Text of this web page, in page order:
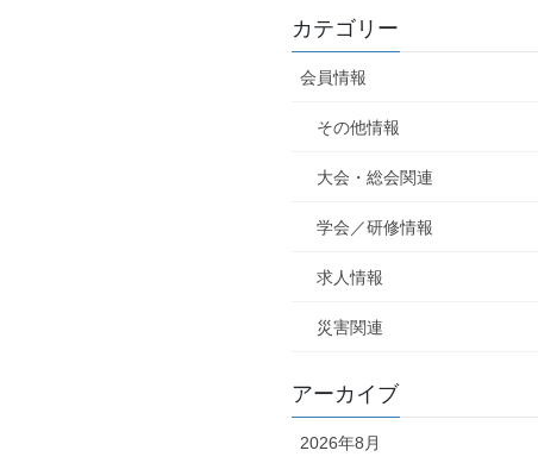
カテゴリー
会員情報
その他情報
大会・総会関連
学会／研修情報
求人情報
災害関連
アーカイブ
2026年8月